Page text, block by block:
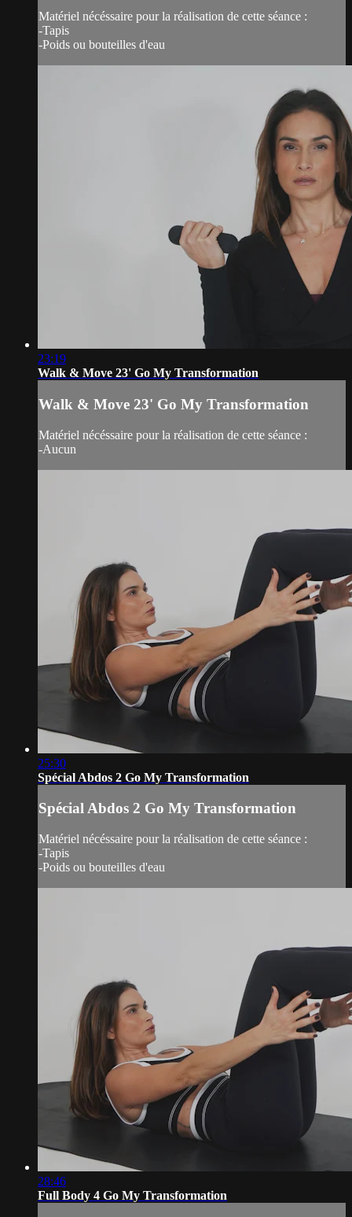
Matériel nécéssaire pour la réalisation de cette séance :
-Tapis
-Poids ou bouteilles d'eau
23:19
Walk & Move 23' Go My Transformation
Walk & Move 23' Go My Transformation
Matériel nécéssaire pour la réalisation de cette séance :
-Aucun
25:30
Spécial Abdos 2 Go My Transformation
Spécial Abdos 2 Go My Transformation
Matériel nécéssaire pour la réalisation de cette séance :
-Tapis
-Poids ou bouteilles d'eau
28:46
Full Body 4 Go My Transformation